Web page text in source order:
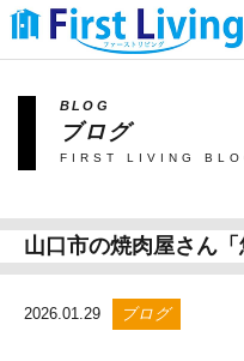
BLOG
ブログ
FIRST LIVING
山口市の焼肉屋さん
2026.01.29 ブログ